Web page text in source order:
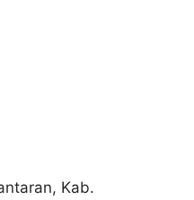
Kab.